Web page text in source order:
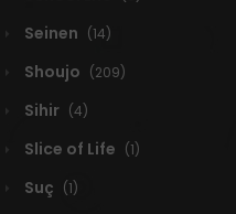
Seinen (14)
Shoujo (209)
Sihir (4)
Slice of Life (1)
Suç (1)